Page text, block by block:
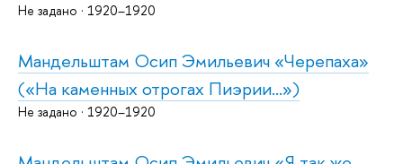
Не задано · 1920–1920
Мандельштам Осип Эмильевич «Черепаха»
(«На каменных отрогах Пиэрии...»)
Не задано · 1920–1920